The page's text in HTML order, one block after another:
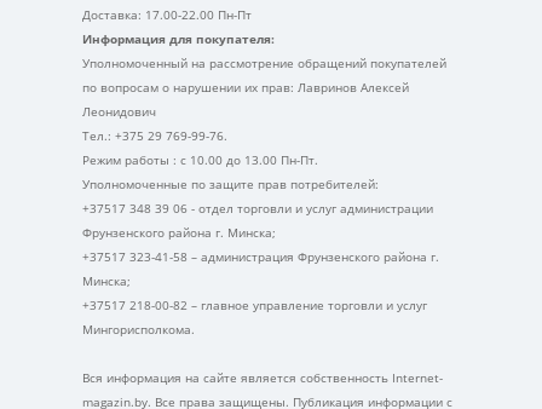
Доставка: 17.00-22.00 Пн-Пт
Информация для покупателя:
Уполномоченный на рассмотрение обращений покупателей
по вопросам о нарушении их прав: Лавринов Алексей
Леонидович
Тел.: +375 29 769-99-76.
Режим работы : с 10.00 до 13.00 Пн-Пт.
Уполномоченные по защите прав потребителей:
+37517 348 39 06 - отдел торговли и услуг администрации
Фрунзенского района г. Минска;
+37517 323-41-58 – администрация Фрунзенского района г.
Минска;
+37517 218-00-82 – главное управление торговли и услуг
Мингорисполкома.
Вся информация на сайте является собственность Internet-
magazin.by. Все права защищены. Публикация информации с